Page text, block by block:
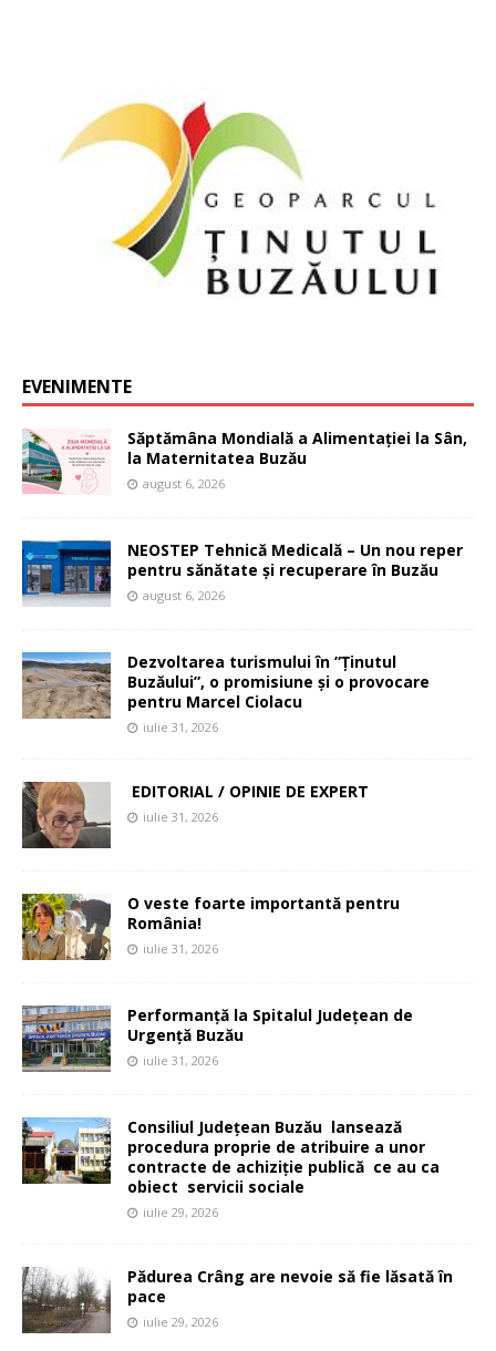
EVENIMENTE
Săptămâna Mondială a Alimentației la Sân,
la Maternitatea Buzău
august 6, 2026
NEOSTEP Tehnică Medicală – Un nou reper
pentru sănătate și recuperare în Buzău
august 6, 2026
Dezvoltarea turismului în ”Ținutul
Buzăului”, o promisiune și o provocare
pentru Marcel Ciolacu
iulie 31, 2026
EDITORIAL / OPINIE DE EXPERT
iulie 31, 2026
O veste foarte importantă pentru
România!
iulie 31, 2026
Performanță la Spitalul Județean de
Urgență Buzău
iulie 31, 2026
Consiliul Județean Buzău lansează
procedura proprie de atribuire a unor
contracte de achiziție publică ce au ca
obiect servicii sociale
iulie 29, 2026
Pădurea Crâng are nevoie să fie lăsată în
pace
iulie 29, 2026